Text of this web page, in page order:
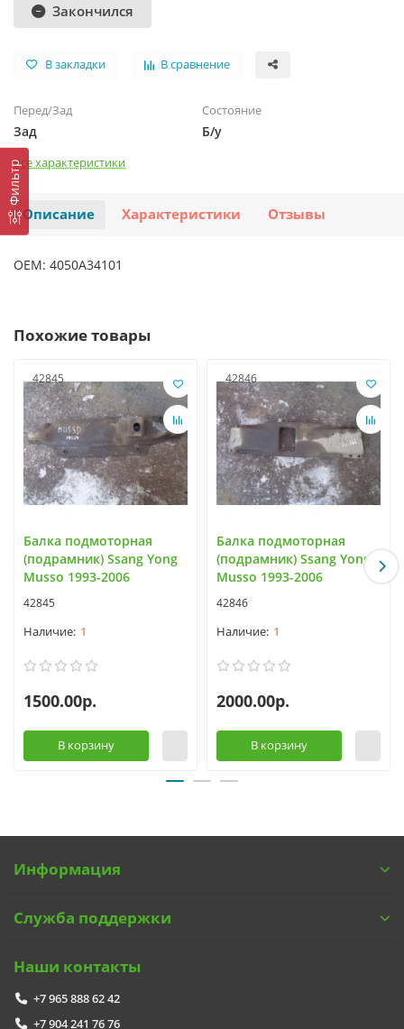
Фильтр
Закончился
В закладки В сравнение
Перед/Зад
Зад
Состояние
Б/у
Все характеристики
Описание Характеристики Отзывы
OEM: 4050A34101
Похожие товары
42845
Балка подмоторная
(подрамник) Ssang Yong
Musso 1993-2006
42845
1
1500.00р.
В корзину
42846
Балка подмоторная
(подрамник) Ssang Yong
Musso 1993-2006
42846
1
2000.00р.
В корзину
Информация
Служба поддержки
Наши контакты
+7 965 888 62 42
+7 904 241 76 76